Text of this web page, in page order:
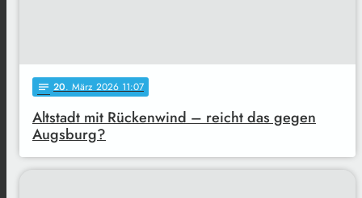
notes 20. März 2026 11:07
Altstadt mit Rückenwind – reicht das gegen
Augsburg?